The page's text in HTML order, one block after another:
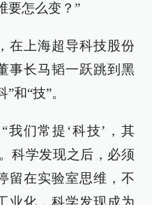
要怎么变？”
在上海超导科技股份
事长马韬一跃跳到黑
和“技”。
我们常提‘科技’，其
科学发现之后，必须
留在实验室思维，不
业化，科学发现成为